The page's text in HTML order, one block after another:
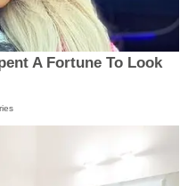
A Fortune To Look